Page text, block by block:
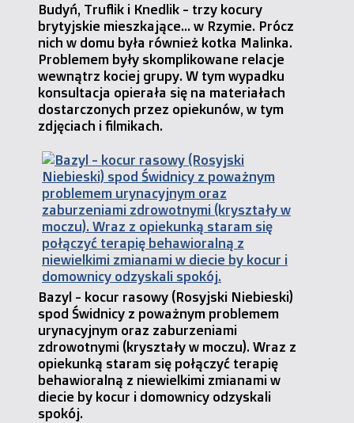
Budyń, Truflik i Knedlik - trzy kocury
brytyjskie mieszkające... w Rzymie. Prócz
nich w domu była również kotka Malinka.
Problemem były skomplikowane relacje
wewnątrz kociej grupy. W tym wypadku
konsultacja opierała się na materiałach
dostarczonych przez opiekunów, w tym
zdjęciach i filmikach.
Bazyl - kocur rasowy (Rosyjski Niebieski)
spod Świdnicy z poważnym problemem
urynacyjnym oraz zaburzeniami
zdrowotnymi (kryształy w moczu). Wraz z
opiekunką staram się połączyć terapię
behawioralną z niewielkimi zmianami w
diecie by kocur i domownicy odzyskali
spokój.